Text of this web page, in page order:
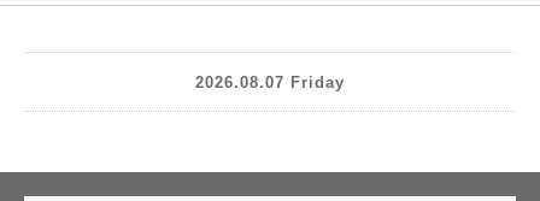
2026.08.07 Friday